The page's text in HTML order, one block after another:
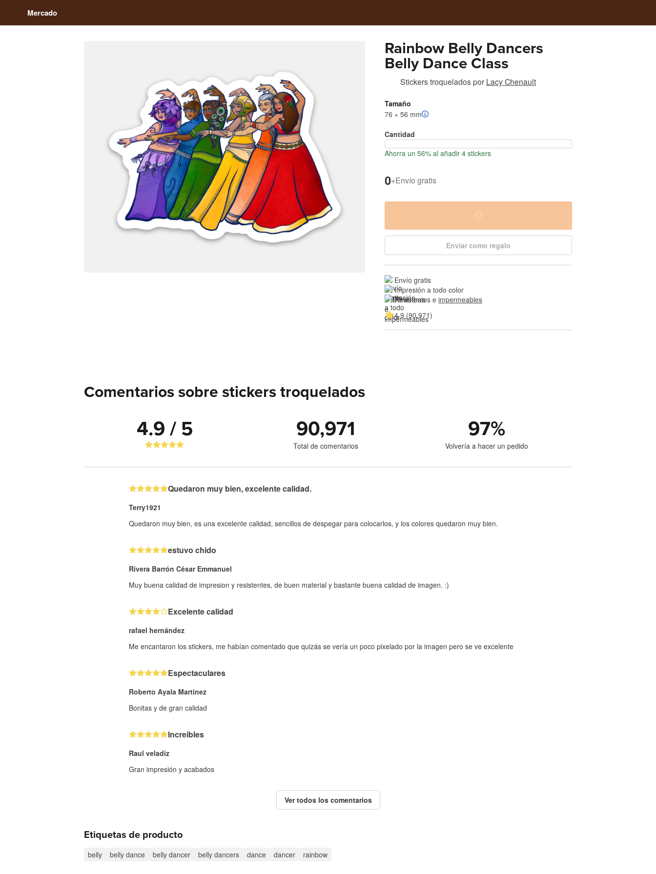
Mercado
Rainbow Belly Dancers
Belly Dance Class
Stickers troqueladospor Lacy Chenault
Tamaño
76 × 56 mm
Cantidad
Ahorra un 56% al añadir 4 stickers
0+Envío gratis
Enviar como regalo
Envío gratis
Impresión a todo color
Resistentes e impermeables
4.9 (90,971)
Comentarios sobre stickers troquelados
4.9 / 5 90,971
Total de comentarios
97%
Volvería a hacer un pedido
Quedaron muy bien, excelente calidad.
Terry1921
Quedaron muy bien, es una excelente calidad, sencillos de despegar para colocarlos, y los colores quedaron muy bien.
estuvo chido
Rivera Barrón César Emmanuel
Muy buena calidad de impresion y resistentes, de buen material y bastante buena calidad de imagen. :)
Excelente calidad
rafael hernández
Me encantaron los stickers, me habían comentado que quizás se vería un poco pixelado por la imagen pero se ve excelente
Espectaculares
Roberto Ayala Martinez
Bonitas y de gran calidad
Increibles
Raul veladiz
Gran impresión y acabados
Ver todos los comentarios
Etiquetas de producto
belly belly dance belly dancer belly dancers dance dancer rainbow